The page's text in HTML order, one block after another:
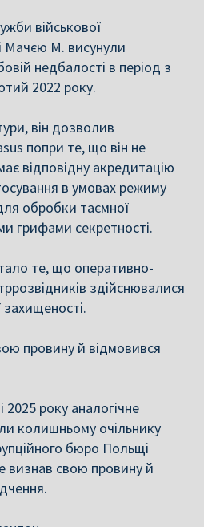
військової
Мачєю М. висунули
недбалості в період з
2022 року.
він дозволив
попри те, що він не
відповідну акредитацію
в умовах режиму
обробки таємної
грифами секретності.
те, що оперативно-
здійснювалися
провину й відмовився
року аналогічне
колишньому очільнику
бюро Польщі
визнав свою провину й